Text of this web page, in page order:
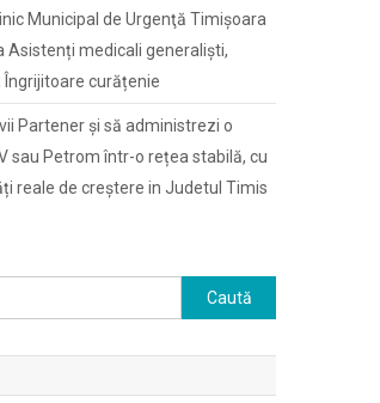
Municipal de Urgenţă Timişoara
Asistenți medicali generaliști,
Îngrijitoare curățenie
Partener și să administrezi o
sau Petrom într-o rețea stabilă, cu
reale de creștere in Judetul Timis
Caută
după: